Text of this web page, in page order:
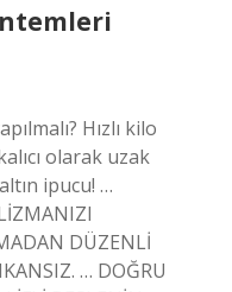
Hızlı kilo
olarak uzak
ipucu! …
DÜZENLİ
… DOĞRU